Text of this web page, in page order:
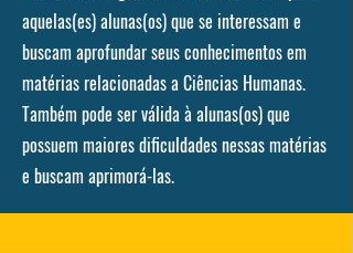
aquelas(es) alunas(os) que se interessam e
buscam aprofundar seus conhecimentos em
matérias relacionadas a Ciências Humanas.
Também pode ser válida à alunas(os) que
possuem maiores dificuldades nessas matérias
e buscam aprimorá-las.